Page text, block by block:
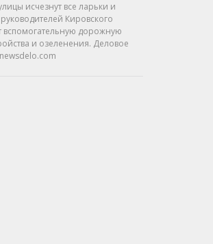
исчезнут все ларьки и
Кировского
вспомогательную дорожную
и озеленения. Деловое